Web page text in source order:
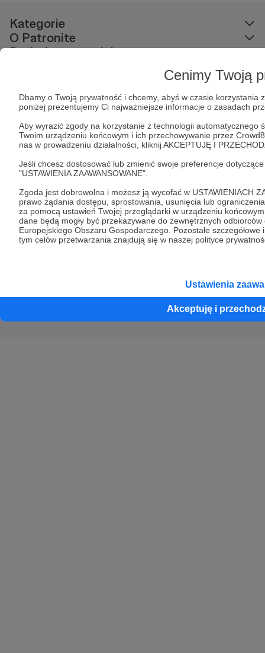
Cenimy Twoją
Dbamy o Twoją prywatność i chcemy, abyś w czasie korzystania
poniżej prezentujemy Ci najważniejsze informacje o zasadach
Aby wyrazić zgody na korzystanie z technologii
Twoim urządzeniu końcowym i ich przechowywanie przez
nas w prowadzeniu działalności, kliknij AKCEPTUJĘ I
Jeśli chcesz dostosować lub zmienić swoje preferencje
"USTAWIENIA ZAAWANSOWANE".
Zgoda jest dobrowolna i możesz ją wycofać w USTAWIENIACH
prawo żądania dostępu, sprostowania, usunięcia lub
za pomocą ustawień Twojej przeglądarki w urządzeniu
dane będą mogły być przekazywane do zewnętrznych
Europejskiego Obszaru Gospodarczego. Pozostałe
tym celów przetwarzania znajdują się w naszej polityce
Ustawienia
Akceptuję i
Kategorie
O Patronite
Dodatkowe produkty
Warunki korzystania z serwisu
Unia Europejska
Copyright 2026 © Patronite.
Wszelkie prawa
Crowd8 sp. z o.o. jest wyłącznym właścicielem znaku słowno-graficznego
Patronite chronionego przez Urząd Patentowy Rzeczpospolitej Polskiej nr